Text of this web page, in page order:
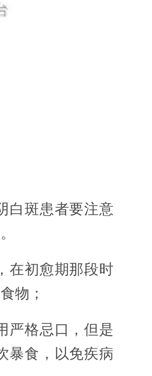
白斑患者要注意
在初愈期那段时
物；
严格忌口，但是
暴食，以免疾病